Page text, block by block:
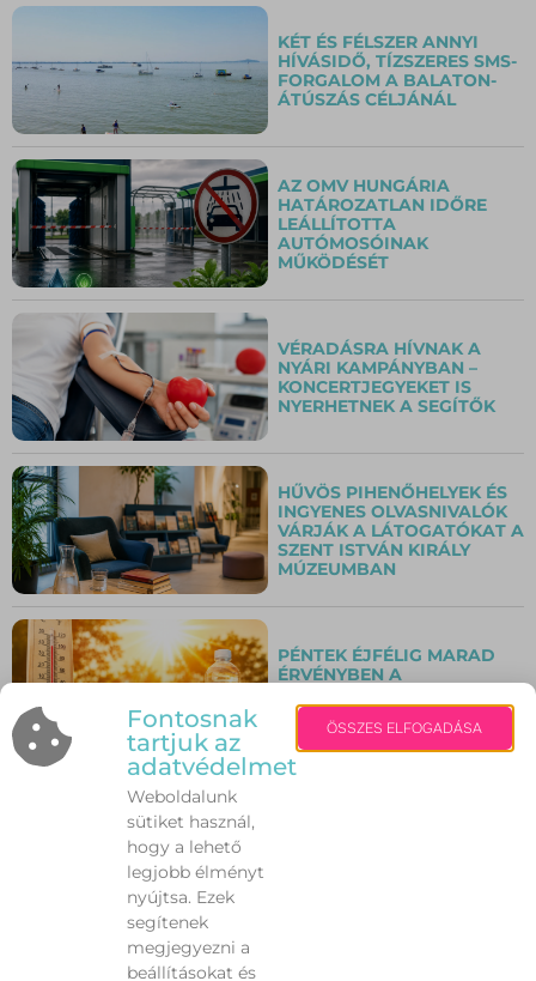
KÉT ÉS FÉLSZER ANNYI
HÍVÁSIDŐ, TÍZSZERES SMS-
FORGALOM A BALATON-
ÁTÚSZÁS CÉLJÁNÁL
AZ OMV HUNGÁRIA
HATÁROZATLAN IDŐRE
LEÁLLÍTOTTA
AUTÓMOSÓINAK
MŰKÖDÉSÉT
VÉRADÁSRA HÍVNAK A
NYÁRI KAMPÁNYBAN –
KONCERTJEGYEKET IS
NYERHETNEK A SEGÍTŐK
HŰVÖS PIHENŐHELYEK ÉS
INGYENES OLVASNIVALÓK
VÁRJÁK A LÁTOGATÓKAT A
SZENT ISTVÁN KIRÁLY
MÚZEUMBAN
PÉNTEK ÉJFÉLIG MARAD
ÉRVÉNYBEN A
HŐSÉGRIASZTÁS
Fontosnak
tartjuk az
adatvédelmet
Weboldalunk
sütiket használ,
hogy a lehető
legjobb élményt
nyújtsa. Ezek
segítenek
megjegyezni a
beállításokat és
ÖSSZES ELFOGADÁSA